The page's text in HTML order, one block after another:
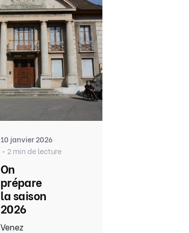
10 janvier 2026
2 min de lecture
On
prépare
la saison
2026
Venez